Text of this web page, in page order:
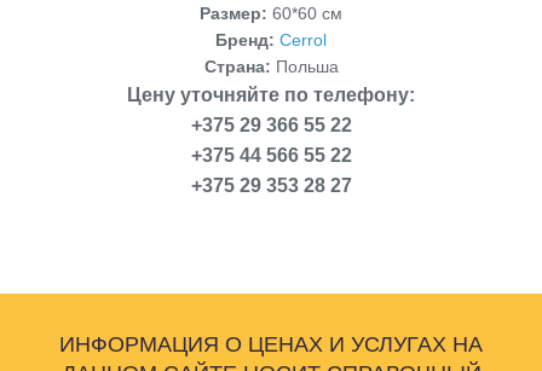
Размер: 60*60 см
Бренд: Cerrol
Страна: Польша
Цену уточняйте по телефону:
+375 29 366 55 22
+375 44 566 55 22
+375 29 353 28 27
ИНФОРМАЦИЯ О ЦЕНАХ И УСЛУГАХ НА